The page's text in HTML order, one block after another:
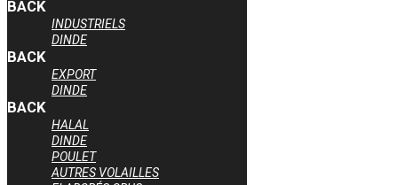
BACK
INDUSTRIELS
DINDE
BACK
EXPORT
DINDE
BACK
HALAL
DINDE
POULET
AUTRES VOLAILLES